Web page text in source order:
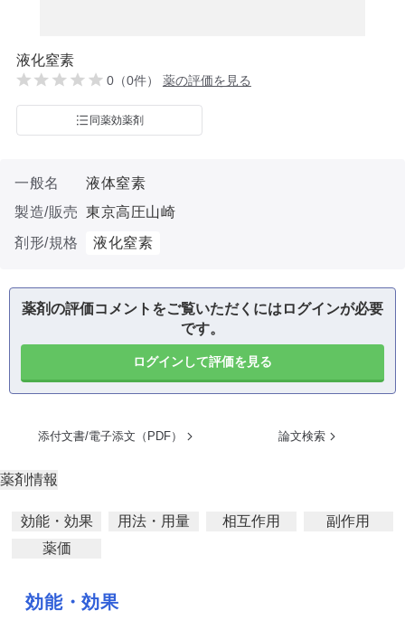
液化窒素
0（0件） 薬の評価を見る
同薬効薬剤
一般名
液体窒素
製造/販売 東京高圧山崎
剤形/規格
液化窒素
薬剤の評価コメントをご覧いただくにはログインが必要
です。
ログインして評価を見る
添付文書/電子添文（PDF） 論文検索
薬剤情報
効能・効果 用法・用量 相互作用
副作用
薬価
効能・効果